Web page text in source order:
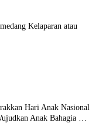
Kelaparan atau
Hari Anak Nasional
Anak Bahagia dan